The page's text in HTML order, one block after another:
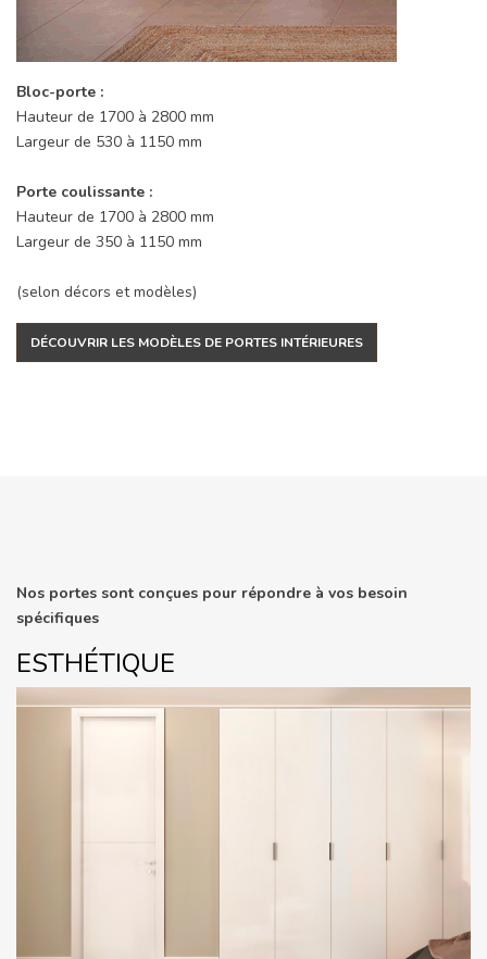
Bloc-porte :
Hauteur de 1700 à 2800 mm
Largeur de 530 à 1150 mm
Porte coulissante :
Hauteur de 1700 à 2800 mm
Largeur de 350 à 1150 mm
(selon décors et modèles)
DÉCOUVRIR LES MODÈLES DE PORTES INTÉRIEURES
Nos portes sont conçues pour répondre à vos besoin
spécifiques
ESTHÉTIQUE